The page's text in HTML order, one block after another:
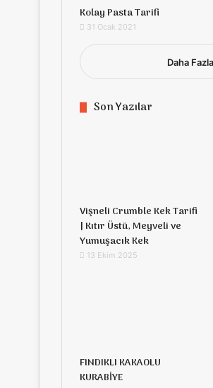
Kolay Pasta Tarifi
31 Ocak 2021
Daha
Son Yazılar
Vişneli Crumble Kek Tarifi
| Kıtır Üstü, Meyveli ve
Yumuşacık Kek
13 Ekim 2025
FINDIKLI KAKAOLU
KURABİYE